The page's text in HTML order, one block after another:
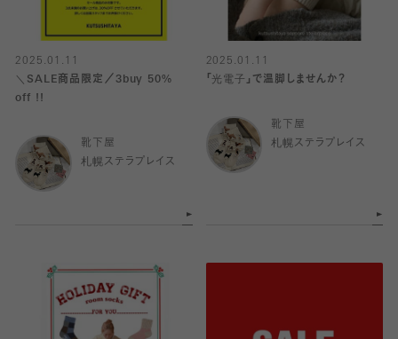
2025.01.11
＼SALE商品限定／3buy 50%
off !!
靴下屋
札幌ステラプレイス
2025.01.11
「光電子」で温脚しませんか？
靴下屋
札幌ステラプレイス